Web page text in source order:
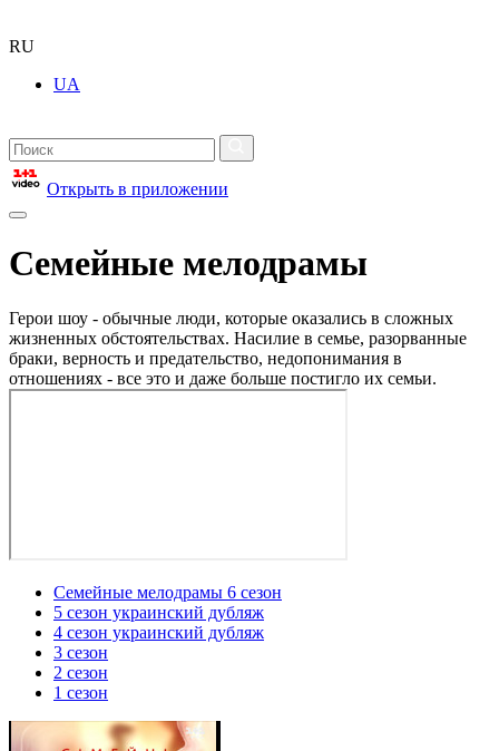
RU
UA
Открыть в приложении
Семейные мелодрамы
Герои шоу - обычные люди, которые оказались в сложных
жизненных обстоятельствах. Насилие в семье, разорванные
браки, верность и предательство, недопонимания в
отношениях - все это и даже больше постигло их семьи.
Семейные мелодрамы 6 сезон
5 сезон украинский дубляж
4 сезон украинский дубляж
3 сезон
2 сезон
1 сезон